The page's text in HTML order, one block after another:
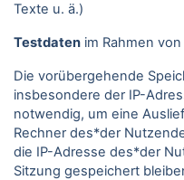
Texte u. ä.)
Testdaten im Rahmen
Die vorübergehende
insbesondere der IP-
notwendig, um eine
Rechner des*der
die IP-Adresse des*der
Sitzung gespeichert